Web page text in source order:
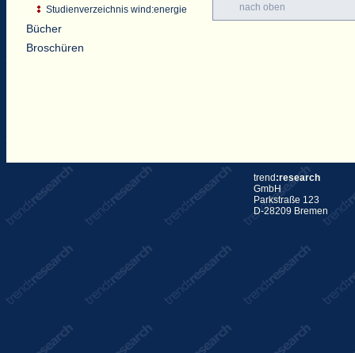
Studienverzeichnis wind:energie
Bücher
Broschüren
nach oben
trend :research
GmbH
Parkstraße 123
D-28209 Bremen